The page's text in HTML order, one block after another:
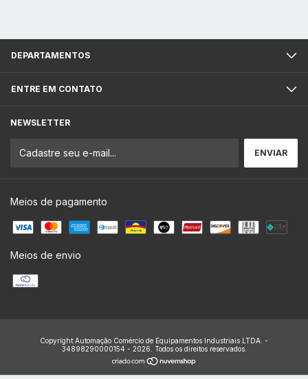
DEPARTAMENTOS
ENTRE EM CONTATO
NEWSLETTER
Meios de pagamento
Meios de envio
Copyright Automação Comércio de Equipamentos Industriais LTDA. -
34898290000154 - 2026. Todos os direitos reservados.